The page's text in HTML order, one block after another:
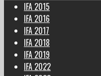
IFA 2015
IFA 2016
IFA 2017
IFA 2018
IFA 2019
IFA 2022